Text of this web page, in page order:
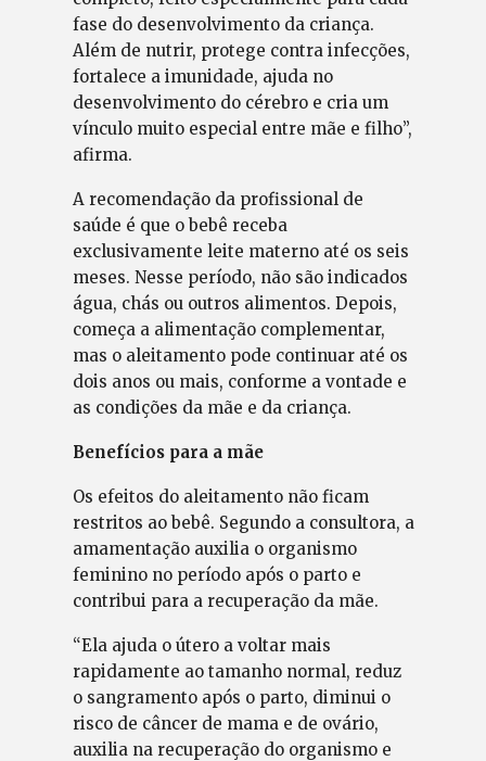
fase do desenvolvimento da criança.
Além de nutrir, protege contra infecções,
fortalece a imunidade, ajuda no
desenvolvimento do cérebro e cria um
vínculo muito especial entre mãe e filho”,
afirma.
A recomendação da profissional de
saúde é que o bebê receba
exclusivamente leite materno até os seis
meses. Nesse período, não são indicados
água, chás ou outros alimentos. Depois,
começa a alimentação complementar,
mas o aleitamento pode continuar até os
dois anos ou mais, conforme a vontade e
as condições da mãe e da criança.
Benefícios para a mãe
Os efeitos do aleitamento não ficam
restritos ao bebê. Segundo a consultora, a
amamentação auxilia o organismo
feminino no período após o parto e
contribui para a recuperação da mãe.
“Ela ajuda o útero a voltar mais
rapidamente ao tamanho normal, reduz
o sangramento após o parto, diminui o
risco de câncer de mama e de ovário,
auxilia na recuperação do organismo e